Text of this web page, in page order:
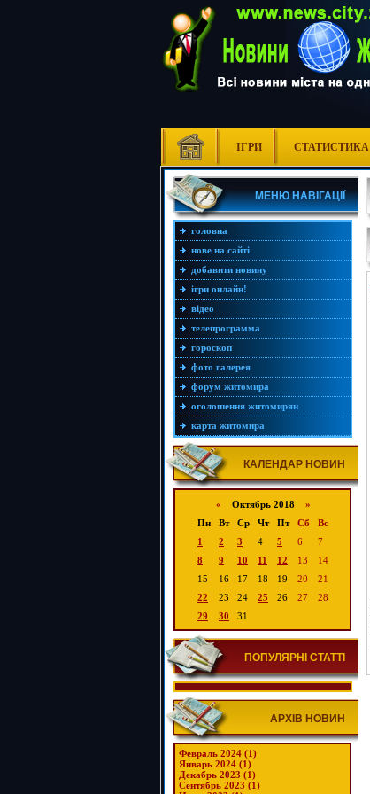
ІГРИ СТАТИСТИКА
МЕНЮ НАВІГАЦІЇ
головна
нове на сайті
добавити новину
ігри онлайн!
відео
телепрограмма
гороскоп
фото галерея
форум житомира
оголошення житомирян
карта житомира
КАЛЕНДАР НОВИН
« Октябрь 2018 »
Пн
Вт Ср Чт Пт Сб
Вс
1
2 3 4 5 6
7
8
9 10 11 12 13
14
15
16 17 18 19 20
21
22
23 24 25 26 27
28
29
30 31
ПОПУЛЯРНІ СТАТТІ
АРХІВ НОВИН
Февраль 2024 (1)
Январь 2024 (1)
Декабрь 2023 (1)
Сентябрь 2023 (1)